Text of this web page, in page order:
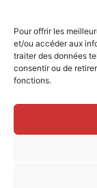
Pour offrir les
et/ou accéder aux
traiter des données
consentir ou de
fonctions.